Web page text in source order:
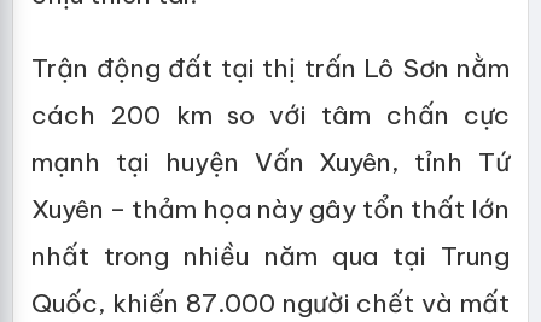
Trận động đất tại thị trấn Lô Sơn nằm
cách 200 km so với tâm chấn cực
mạnh tại huyện Vấn Xuyên, tỉnh Tứ
Xuyên – thảm họa này gây tổn thất lớn
nhất trong nhiều năm qua tại Trung
Quốc, khiến 87.000 người chết và mất